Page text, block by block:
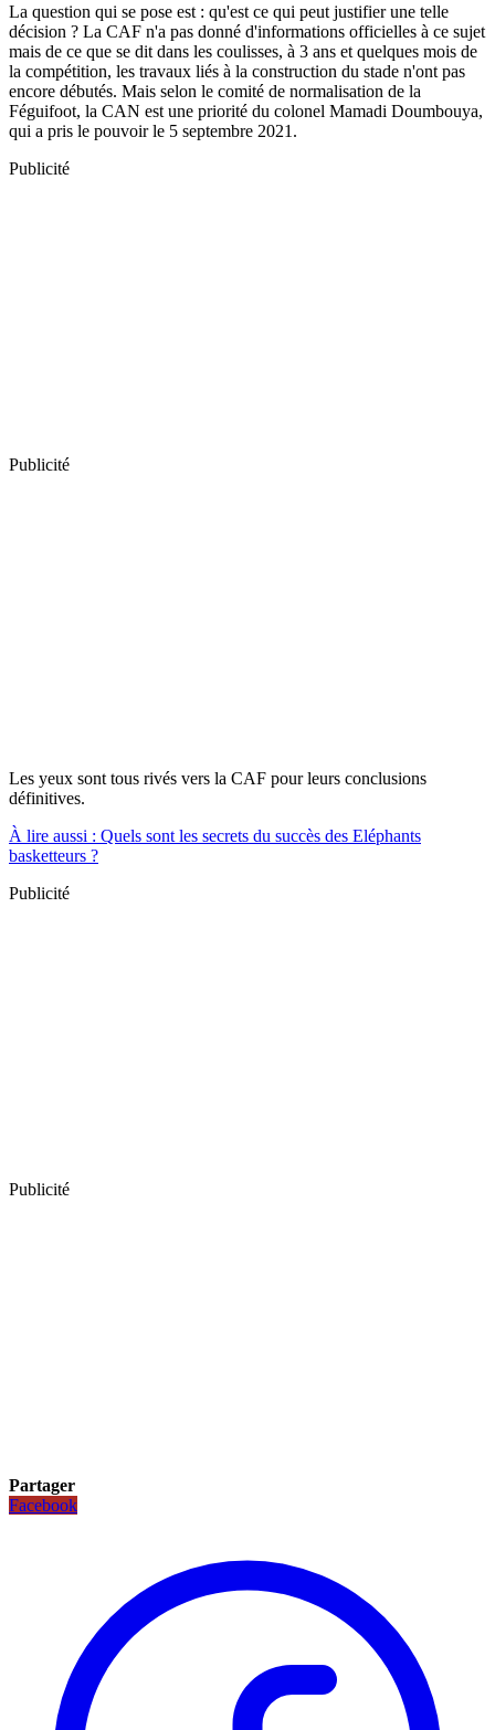
La question qui se pose est : qu'est ce qui peut justifier une telle
décision ? La CAF n'a pas donné d'informations officielles à ce sujet
mais de ce que se dit dans les coulisses, à 3 ans et quelques mois de
la compétition, les travaux liés à la construction du stade n'ont pas
encore débutés. Mais selon le comité de normalisation de la
Féguifoot, la CAN est une priorité du colonel Mamadi Doumbouya,
qui a pris le pouvoir le 5 septembre 2021.
Publicité
Publicité
Les yeux sont tous rivés vers la CAF pour leurs conclusions
définitives.
À lire aussi : Quels sont les secrets du succès des Eléphants
basketteurs ?
Publicité
Publicité
Partager
Facebook